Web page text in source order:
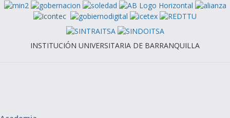
INSTITUCIÓN UNIVERSITARIA DE BARRANQUILLA